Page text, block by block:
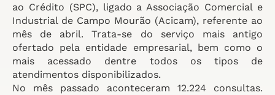
ao Crédito (SPC), ligado a Associação Comercial e
Industrial de Campo Mourão (Acicam), referente ao
mês de abril. Trata-se do serviço mais antigo
ofertado pela entidade empresarial, bem como o
mais acessado dentre todos os tipos de
atendimentos disponibilizados.
No mês passado aconteceram 12.224 consultas.